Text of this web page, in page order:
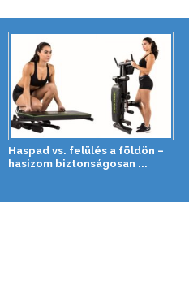
Haspad vs. felülés a földön –
hasizom biztonságosan ...